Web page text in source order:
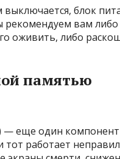
блок
вам
оживить, либо
памятью
— еще один
работает